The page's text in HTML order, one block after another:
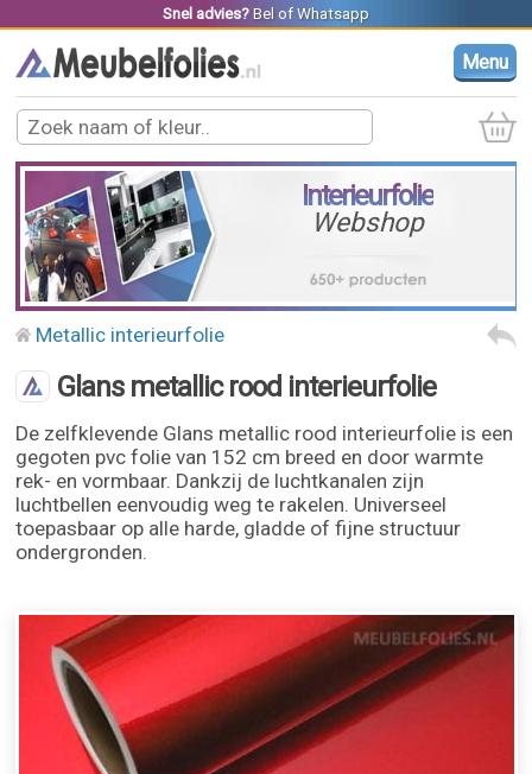
Snel advies? Belof Whatsapp
Menu
Interieurfolie
Webshop
Metallic interieurfolie
Glans metallic rood interieurfolie
De zelfklevende Glans metallic rood interieurfolie is een
gegoten pvc folie van 152 cm breed en door warmte
rek- en vormbaar. Dankzij de luchtkanalen zijn
luchtbellen eenvoudig weg te rakelen. Universeel
toepasbaar op alle harde, gladde of fijne structuur
ondergronden.